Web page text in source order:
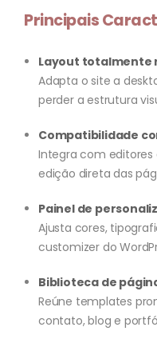
Principais
Layout totalmente
Adapta o site a
perder a estrutura
Compatibilidade
Integra com
edição direta das
Painel de
Ajusta cores,
customizer do
Biblioteca de
Reúne templates
contato, blog e